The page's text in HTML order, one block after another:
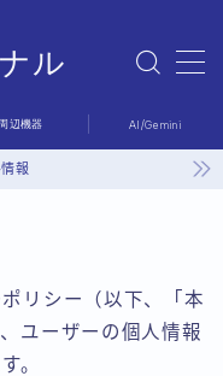
ル
記
周辺機器 AI/Gemini
報
リシー（以下、「本
ユーザーの個人情報
。